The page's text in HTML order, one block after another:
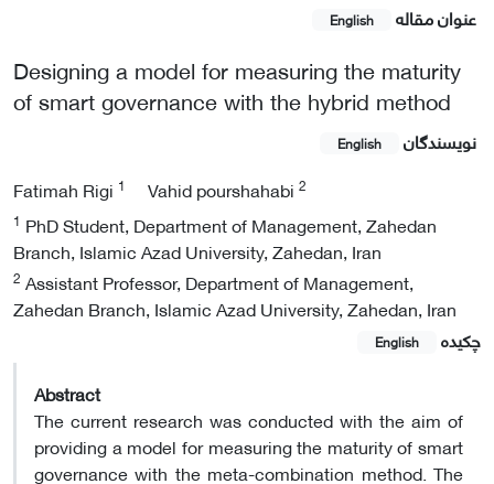
عنوان مقاله English
Designing a model for measuring the maturity
of smart governance with the hybrid method
نویسندگان English
Fatimah Rigi 1 Vahid pourshahabi 2
1 PhD Student, Department of Management, Zahedan
Branch, Islamic Azad University, Zahedan, Iran
2 Assistant Professor, Department of Management,
Zahedan Branch, Islamic Azad University, Zahedan, Iran
چکیده
English
Abstract
The current research was conducted with the aim of
providing a model for measuring the maturity of smart
governance with the meta-combination method. The